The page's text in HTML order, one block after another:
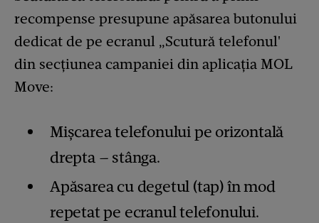
recompense presupune apăsarea butonului
dedicat de pe ecranul „Scutură telefonul'
din secțiunea campaniei din aplicația MOL
Move:
Mișcarea telefonului pe orizontală
drepta – stânga.
Apăsarea cu degetul (tap) în mod
repetat pe ecranul telefonului.